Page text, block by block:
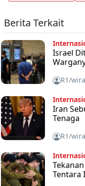
Berita Terkait
Israel
R1/wira
Iran
Tenaga
R1/wira
Tentara